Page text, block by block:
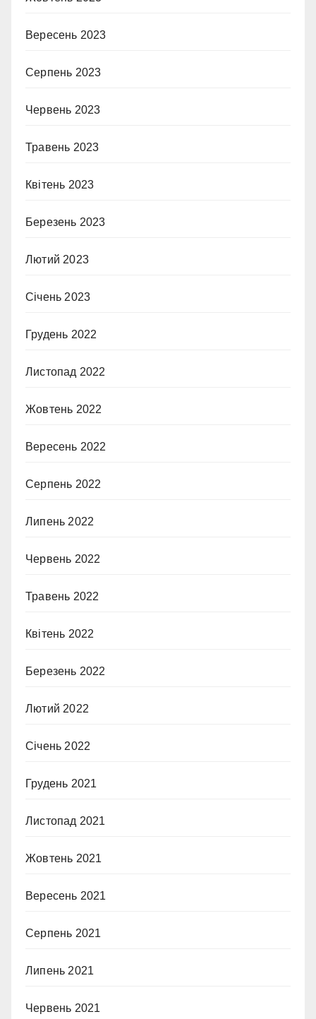
Вересень 2023
Серпень 2023
Червень 2023
Травень 2023
Квітень 2023
Березень 2023
Лютий 2023
Січень 2023
Грудень 2022
Листопад 2022
Жовтень 2022
Вересень 2022
Серпень 2022
Липень 2022
Червень 2022
Травень 2022
Квітень 2022
Березень 2022
Лютий 2022
Січень 2022
Грудень 2021
Листопад 2021
Жовтень 2021
Вересень 2021
Серпень 2021
Липень 2021
Червень 2021